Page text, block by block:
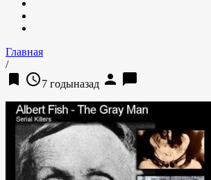
Главная
/
bookmark access_time7 годыназад person chat_bubble